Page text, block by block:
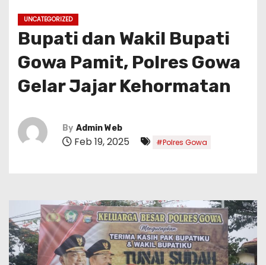
UNCATEGORIZED
Bupati dan Wakil Bupati
Gowa Pamit, Polres Gowa
Gelar Jajar Kehormatan
By Admin Web
Feb 19, 2025 #Polres Gowa